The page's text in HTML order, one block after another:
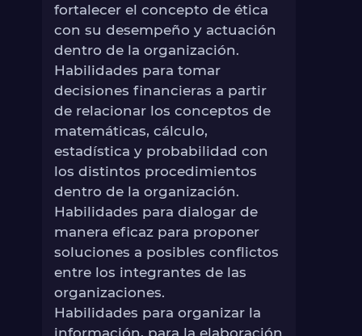
fortalecer el concepto de ética
con su desempeño y actuación
dentro de la organización.
Habilidades para tomar
decisiones financieras a partir
de relacionar los conceptos de
matemáticas, cálculo,
estadística y probabilidad con
los distintos procedimientos
dentro de la organización.
Habilidades para dialogar de
manera eficaz para proponer
soluciones a posibles conflictos
entre los integrantes de las
organizaciones.
Habilidades para organizar la
información, para la elaboración